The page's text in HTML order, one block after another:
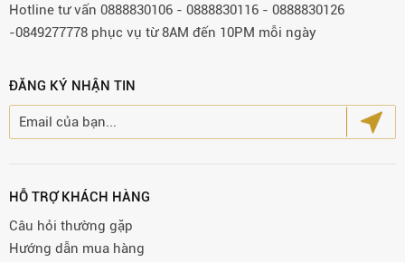
Hotline tư vấn 0888830106 - 0888830116 - 0888830126
-0849277778 phục vụ từ 8AM đến 10PM mỗi ngày
ĐĂNG KÝ NHẬN TIN
HỖ TRỢ KHÁCH HÀNG
Câu hỏi thường gặp
Hướng dẫn mua hàng